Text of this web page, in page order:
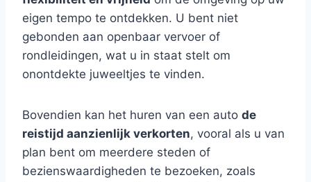
eigen tempo te ontdekken. U bent niet
gebonden aan openbaar vervoer of
rondleidingen, wat u in staat stelt om
onontdekte juweeltjes te vinden.
Bovendien kan het huren van een auto de
reistijd aanzienlijk verkorten, vooral als u van
plan bent om meerdere steden of
bezienswaardigheden te bezoeken, zoals